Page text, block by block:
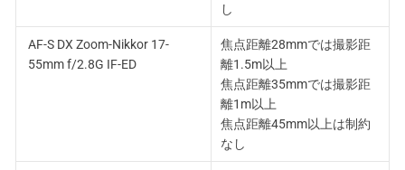
し
AF-S DX Zoom-Nikkor 17-
55mm f/2.8G IF-ED
焦点距離28mmでは撮影距
離1.5m以上
焦点距離35mmでは撮影距
離1m以上
焦点距離45mm以上は制約
なし